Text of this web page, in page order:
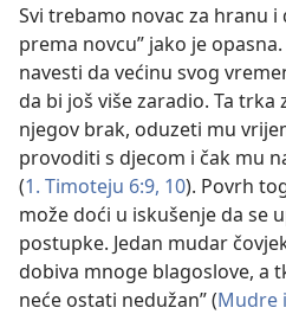
Svi trebamo novac za hranu
prema novcu” jako je
navesti da većinu svog
da bi još više zaradio. Ta
njegov brak, oduzeti mu
provoditi s djecom i čak mu
(1. Timoteju 6:9, 10). Povrh
može doći u iskušenje da se
postupke. Jedan mudar
dobiva mnoge blagoslove, a
neće ostati nedužan” (Mudre